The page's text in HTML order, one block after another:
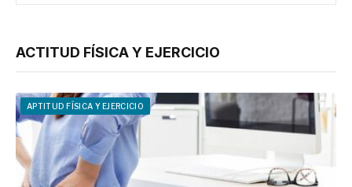
ACTITUD FÍSICA Y EJERCICIO
APTITUD FÍSICA Y EJERCICIO